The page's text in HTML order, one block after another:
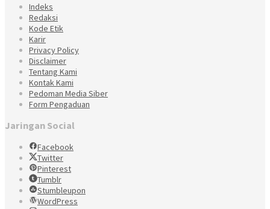
Indeks
Redaksi
Kode Etik
Karir
Privacy Policy
Disclaimer
Tentang Kami
Kontak Kami
Pedoman Media Siber
Form Pengaduan
Jaringan Social
Facebook
Twitter
Pinterest
Tumblr
Stumbleupon
WordPress